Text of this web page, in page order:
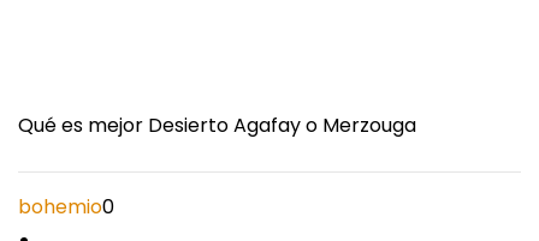
Qué es mejor Desierto Agafay o Merzouga
bohemio0